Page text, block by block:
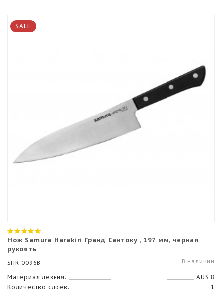
SALE
Нож Samura Harakiri Гранд Сантоку , 197 мм, черная
рукоять
SHR-0096B В наличии
Материал лезвия:
AUS 8
Количество слоев:
1